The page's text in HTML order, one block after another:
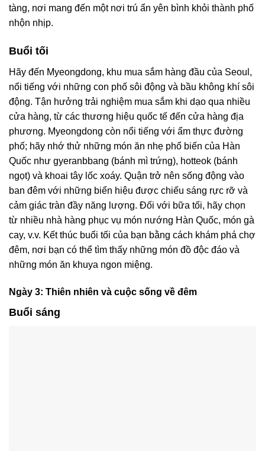
tàng, nơi mang đến một nơi trú ẩn yên bình khỏi thành phố
nhộn nhịp.
Buổi tối
Hãy đến Myeongdong, khu mua sắm hàng đầu của Seoul,
nổi tiếng với những con phố sôi động và bầu không khí sôi
động. Tận hưởng trải nghiệm mua sắm khi dạo qua nhiều
cửa hàng, từ các thương hiệu quốc tế đến cửa hàng địa
phương. Myeongdong còn nổi tiếng với ẩm thực đường
phố; hãy nhớ thử những món ăn nhẹ phổ biến của Hàn
Quốc như gyeranbbang (bánh mì trứng), hotteok (bánh
ngọt) và khoai tây lốc xoáy. Quận trở nên sống động vào
ban đêm với những biển hiệu được chiếu sáng rực rỡ và
cảm giác tràn đầy năng lượng. Đối với bữa tối, hãy chọn
từ nhiều nhà hàng phục vụ món nướng Hàn Quốc, món gà
cay, v.v. Kết thúc buổi tối của bạn bằng cách khám phá chợ
đêm, nơi bạn có thể tìm thấy những món đồ độc đáo và
những món ăn khuya ngon miệng.
Ngày 3: Thiên nhiên và cuộc sống về đêm
Buổi sáng